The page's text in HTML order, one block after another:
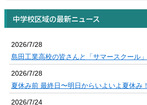
中学校区域の最新ニュース
2026/7/28
島田工業高校の皆さんと「サマースクール
2026/7/28
夏休み前 最終日〜明日からいよいよ夏休み
2026/7/24